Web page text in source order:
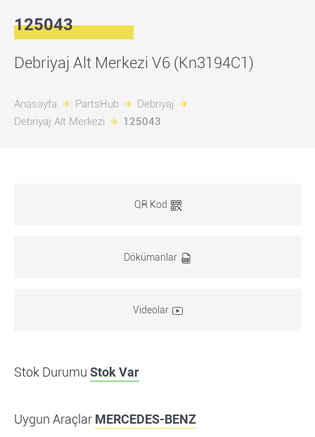
125043
Debriyaj Alt Merkezi V6 (Kn3194C1)
Anasayfa PartsHub
Debriyaj
Debriyaj Alt Merkezi
125043
QR Kod
Dökümanlar
Videolar
Stok Durumu Stok Var
Uygun Araçlar MERCEDES-BENZ